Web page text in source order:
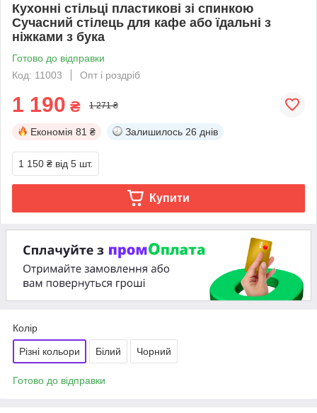
Кухонні стільці пластикові зі спинкою
Сучасний стілець для кафе або їдальні з
ніжками з бука
Готово до відправки
Код: 11003
Опт і роздріб
1 190 ₴ 1 271 ₴
Економія 81 ₴ Залишилось 26 днів
1 150 ₴ від 5 шт.
Купити
Колір
Різні кольори Білий Чорний
Готово до відправки